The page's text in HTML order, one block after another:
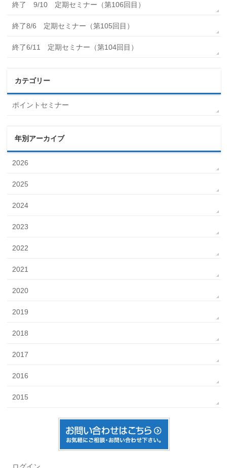
終了 9/10 定期セミナー（第106回目）
終了8/6 定期セミナー（第105回目）
終了6/11 定期セミナー（第104回目）
カテゴリー
ポイントセミナー
年別アーカイブ
2026
2025
2024
2023
2022
2021
2020
2019
2018
2017
2016
2015